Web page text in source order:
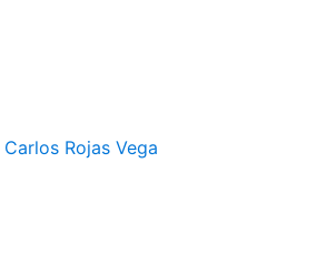
Carlos Rojas Vega